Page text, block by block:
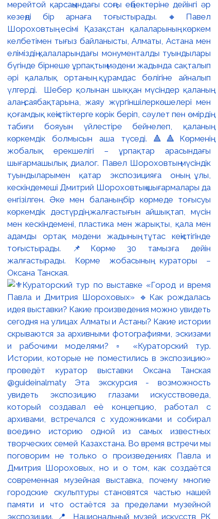
мерейтой қарсаңындағы соңғы еңбектеріне дейінгі әр
кезеңді бір арнаға тоғыстырады. 🔸Павел
Шороховтың есімі Қазақстан қалаларының көркем
келбетімен тығыз байланысты, Алматы, Астана мен
еліміздің қалаларындағы монументалды туындылары
бүгінде бірнеше ұрпақтың мәдени жадында сақталып
әрі қалалық ортаның құрамдас бөлігіне айналып
үлгерді. Шебер қолынан шыққан мүсіндер қаланың
алаң-саябақтарына, жаяу жүргіншілеркөшелері мен
қоғамдық кеңістіктерге көрік беріп, сәулет пен өмірдің
табиғи бояуын үйлестіре бейнелеп, қаланың
көркемдік болмысын аша түседі. 🔺🔺Көрменің
жобалық ерекшелігі – ұрпақтар арасындағы
шығармашылық диалог. Павел Шороховтың мүсіндік
туындыларымен қатар экспозицияға оның ұлы,
кескіндемеші Дмитрий Шороховтың шығармалары да
енгізілген. Әке мен баланың бір көрмеде тоғысуы
көркемдік дәстүрдің жалғастығын айшықтап, мүсін
мен кескіндемені, пластика мен жарықты, қала мен
адамды ортақ мәдени жадының тұтас кеңістігінде
тоғыстырады. 📌Көрме 30 тамызға дейін
жалғастырады. Көрме жобасының кураторы –
Оксана Танская.